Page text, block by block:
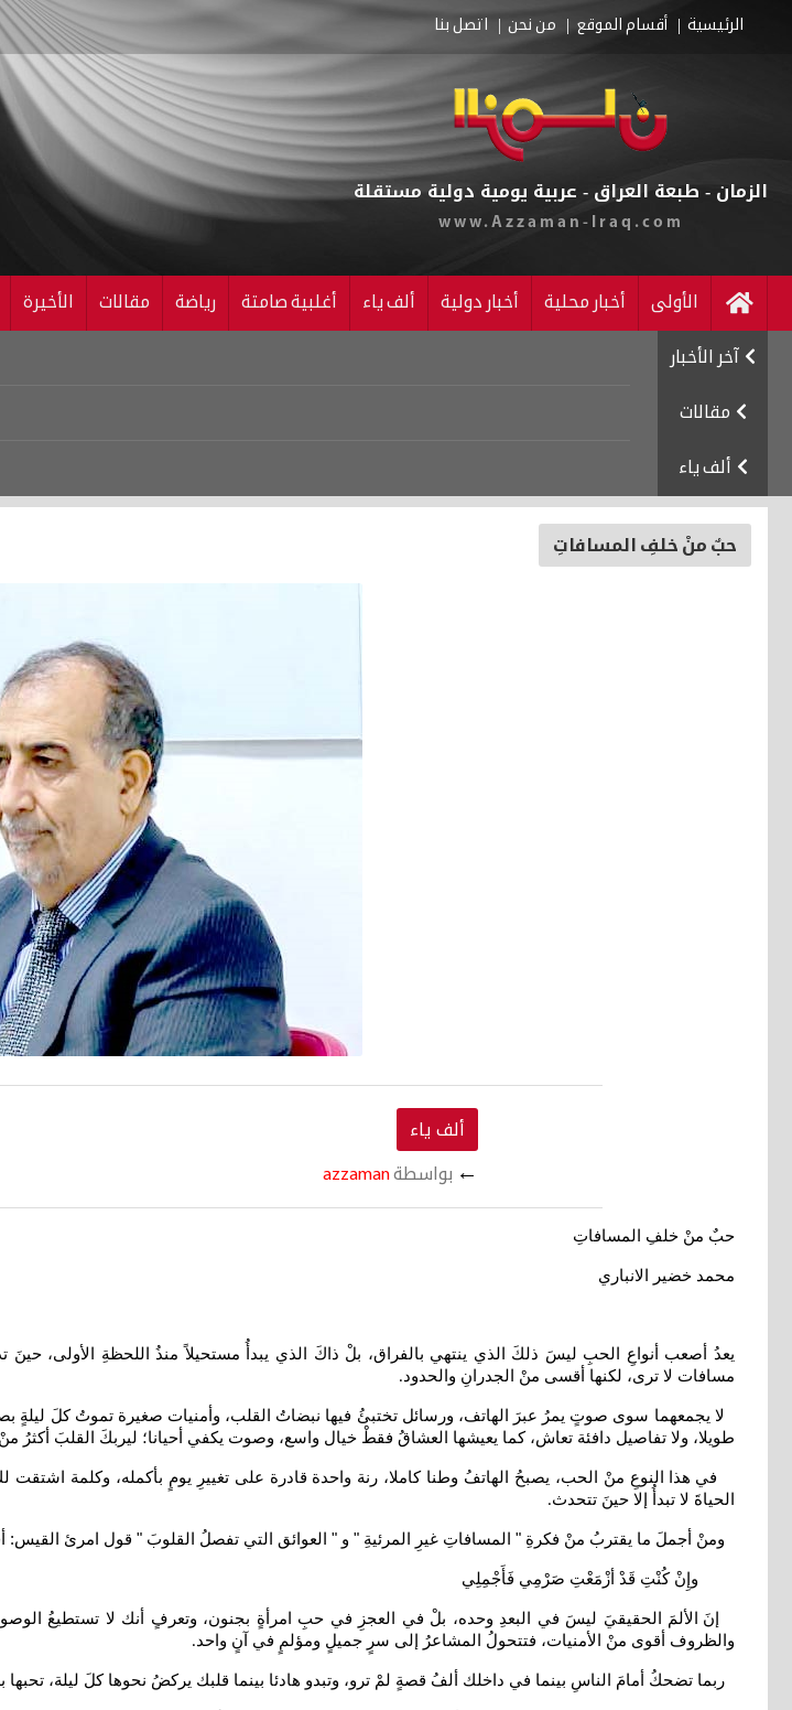
الرئيسية أقسام الموقع من نحن اتصل بنا
الزمان - طبعة العراق - عربية يومية دولية مستقلة
www.Azzaman-Iraq.com
الأولى أخبار محلية أخبار دولية ألف ياء أغلبية صامتة رياضة مقالات الأخيرة
آخر الأخبار
مقالات
ألف ياء
حبٌ منْ خلفِ المسافاتِ
ألف ياء
← بواسطةazzaman
حبٌ منْ خلفِ المسافاتِ
محمد خضير الانباري
يعدُ أصعب أنواعِ الحبِ ليسَ ذلكَ الذي ينتهي بالفراق، بلْ ذاكَ الذي يبدأُ مستحيلاً منذُ اللحظةِ الأولى،
مسافات لا ترى، لكنها أقسى منْ الجدرانِ والحدود.
لا يجمعهما سوى صوتٍ يمرُ عبرَ الهاتف، ورسائل تختبئُ فيها نبضاتُ القلب، وأمنيات صغيرة تموتُ كلَ ليلةٍ
طويلا، ولا تفاصيل دافئة تعاش، كما يعيشها العشاقُ فقطْ خيال واسع، وصوت يكفي أحيانا؛ ليربكَ القلبَ أكثرُ
في هذا النوعِ منْ الحب، يصبحُ الهاتفُ وطنا كاملا، رنة واحدة قادرة على تغييرِ يومٍ بأكمله، وكلمة
الحياةَ لا تبدأُ إلا حينَ تتحدث.
ومنْ أجملَ ما يقتربُ منْ فكرةِ " المسافاتِ غيرِ المرئيةِ " و " العوائق التي تفصلُ القلوبَ " قول امرئ القيس:
وإِنْ كُنْتِ قَدْ أزْمَعْتِ صَرْمِي فَأَجْمِلِي
إنَ الألمَ الحقيقيَ ليسَ في البعدِ وحده، بلْ في العجزِ في حبِ امرأةٍ بجنون، وتعرفٍ أنك لا تستطيعُ
والظروف أقوى منْ الأمنيات، فتتحولُ المشاعرُ إلى سرٍ جميلٍ ومؤلمٍ في آنٍ واحد.
ربما تضحكُ أمامَ الناسِ بينما في داخلك ألفُ قصةٍ لمْ ترو، وتبدو هادئا بينما قلبك يركضُ نحوها كلَ